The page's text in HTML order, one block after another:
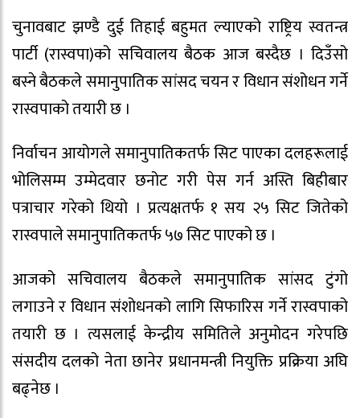
चुनावबाट झण्डै दुई तिहाई बहुमत ल्याएको राष्ट्रिय स्वतन्त्र
पार्टी (रास्वपा)को सचिवालय बैठक आज बस्दैछ । दिउँसो
बस्ने बैठकले समानुपातिक सांसद चयन र विधान संशोधन गर्ने
रास्वपाको तयारी छ ।
निर्वाचन आयोगले समानुपातिकतर्फ सिट पाएका दलहरूलाई
भोलिसम्म उम्मेदवार छनोट गरी पेस गर्न अस्ति बिहीबार
पत्राचार गरेको थियो । प्रत्यक्षतर्फ १ सय २५ सिट जितेको
रास्वपाले समानुपातिकतर्फ ५७ सिट पाएको छ ।
आजको सचिवालय बैठकले समानुपातिक सांसद टुंगो
लगाउने र विधान संशोधनको लागि सिफारिस गर्ने रास्वपाको
तयारी छ । त्यसलाई केन्द्रीय समितिले अनुमोदन गरेपछि
संसदीय दलको नेता छानेर प्रधानमन्त्री नियुक्ति प्रक्रिया अघि
बढ्नेछ ।